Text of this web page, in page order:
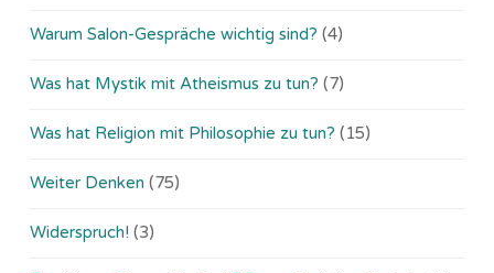
Warum Salon-Gespräche wichtig sind? (4)
Was hat Mystik mit Atheismus zu tun? (7)
Was hat Religion mit Philosophie zu tun? (15)
Weiter Denken (75)
Widerspruch! (3)